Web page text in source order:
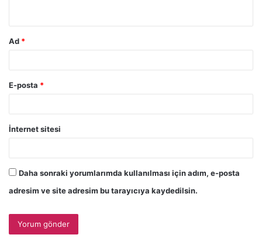
Ad *
E-posta *
İnternet sitesi
Daha sonraki yorumlarımda kullanılması için adım, e-posta
adresim ve site adresim bu tarayıcıya kaydedilsin.